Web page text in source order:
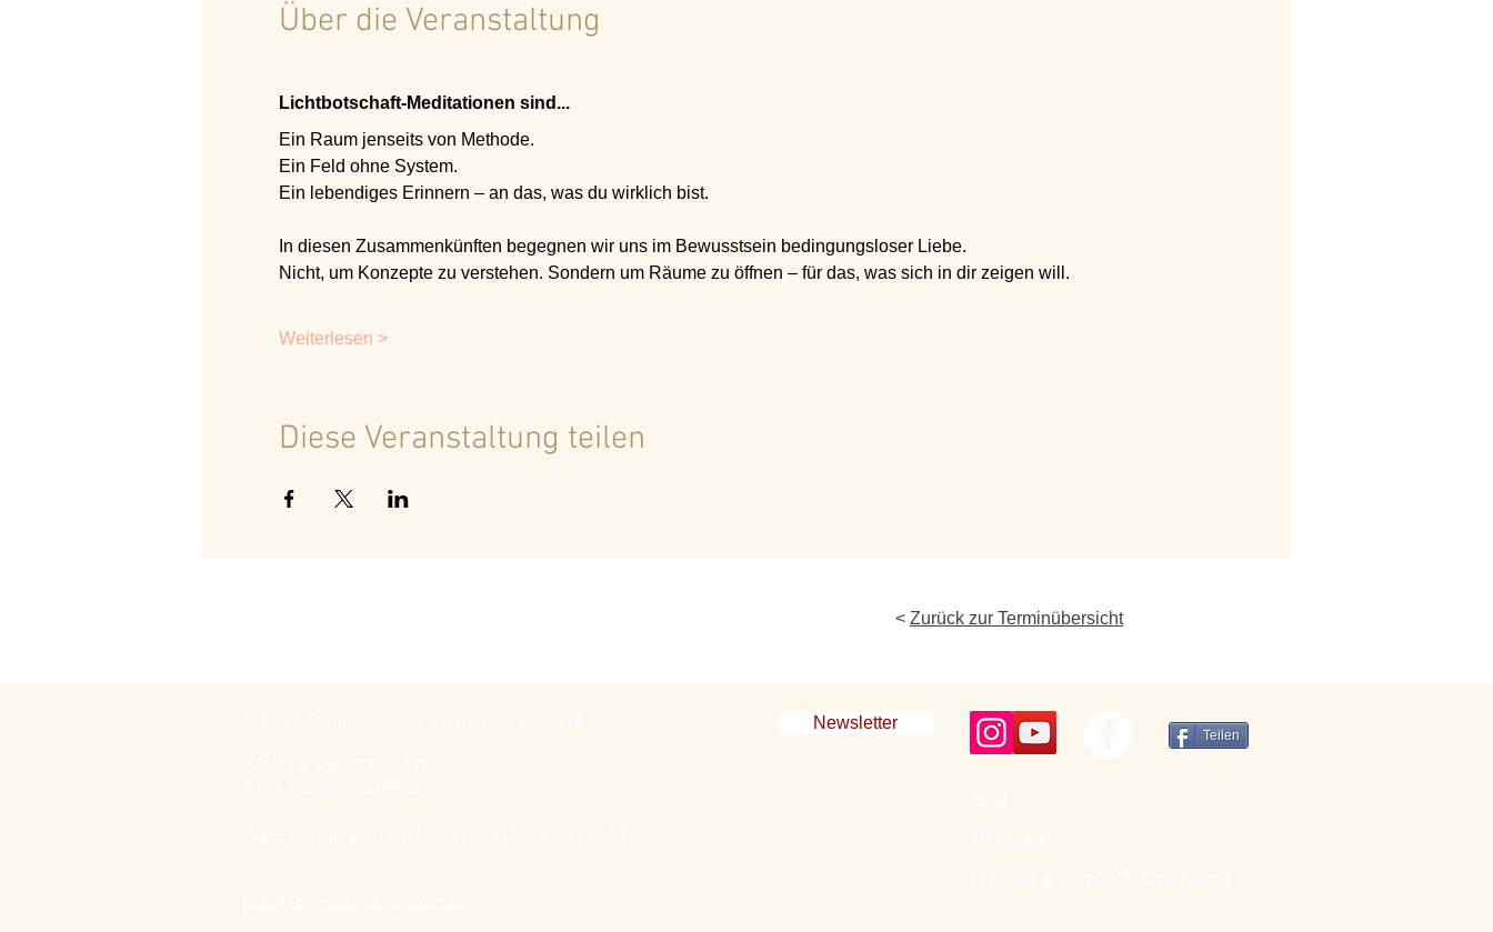
Über die Veranstaltung
Lichtbotschaft-Meditationen sind...
Ein Raum jenseits von Methode.
Ein Feld ohne System.
Ein lebendiges Erinnern – an das, was du wirklich bist.
In diesen Zusammenkünften begegnen wir uns im Bewusstsein bedingungsloser Liebe.
Nicht, um Konzepte zu verstehen. Sondern um Räume zu öffnen – für das, was sich in dir zeigen will.
Weiterlesen >
Diese Veranstaltung teilen
< Zurück zur Terminübersicht
Newsletter
Teilen